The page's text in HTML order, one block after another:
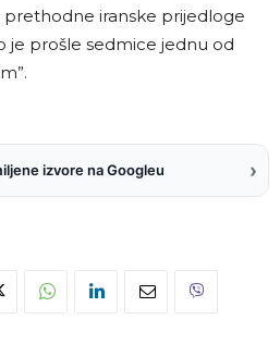
prethodne iranske prijedloge
je prošle sedmice jednu od
izvore na Googleu ›